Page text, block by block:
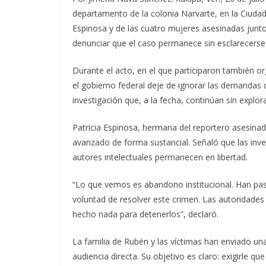
departamento de la colonia Narvarte, en la
Espinosa y de las cuatro mujeres asesinadas
denunciar que el caso permanece sin
Durante el acto, en el que participaron también
el gobierno federal deje de ignorar las
investigación que, a la fecha, continúan sin
Patricia Espinosa, hermana del reportero
avanzado de forma sustancial. Señaló que las
autores intelectuales permanecen en libertad.
“Lo que vemos es abandono institucional. Han
voluntad de resolver este crimen. Las
hecho nada para detenerlos”, declaró.
La familia de Rubén y las víctimas han enviado
audiencia directa. Su objetivo es claro: exigirle